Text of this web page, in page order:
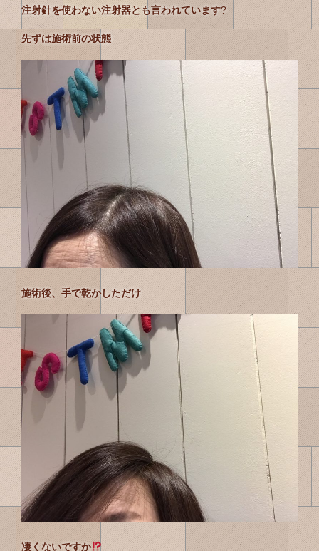
注射針を使わない注射器とも言われています?
先ずは施術前の状態
施術後、手で乾かしただけ
凄くないですか